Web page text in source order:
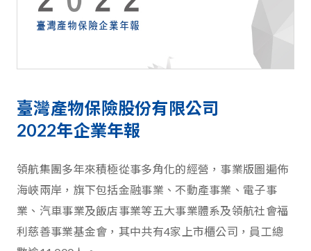
臺灣產物保險股份有限公司
2022年企業年報
領航集團多年來積極從事多角化的經營，事業版圖遍佈
海峽兩岸，旗下包括金融事業、不動產事業、電子事
業、汽車事業及飯店事業等五大事業體系及領航社會福
利慈善事業基金會，其中共有4家上市櫃公司，員工總